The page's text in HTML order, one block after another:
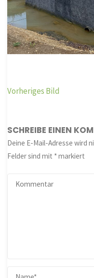
Vorheriges Bild
SCHREIBE EINEN
Deine E-Mail-Adresse wird
Felder sind mit *markiert